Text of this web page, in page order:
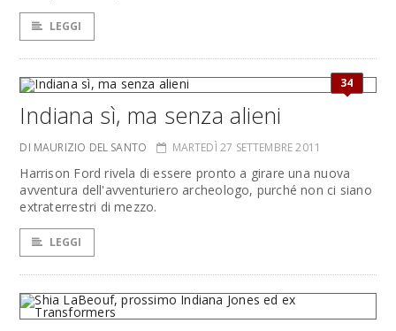
LEGGI
34
Indiana sì, ma senza alieni
DI MAURIZIO DEL SANTO MARTEDÌ 27 SETTEMBRE 2011
Harrison Ford rivela di essere pronto a girare una nuova
avventura dell'avventuriero archeologo, purché non ci siano
extraterrestri di mezzo.
LEGGI